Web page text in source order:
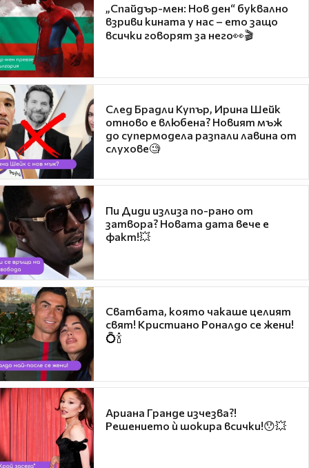
„Спайдър-мен: Нов ден“ буквално
взриви кината у нас – ето защо
всички говорят за него👀🎬
След Брадли Купър, Ирина Шейк
отново е влюбена? Новият мъж
до супермодела разпали лавина от
слухове🧐
Пи Диди излиза по-рано от
затвора? Новата дата вече е
факт!💥
Сватбата, която чакаше целият
свят! Кристиано Роналдо се жени!
💍🍾
Ариана Гранде изчезва?!
Решението ѝ шокира всички!😯💥